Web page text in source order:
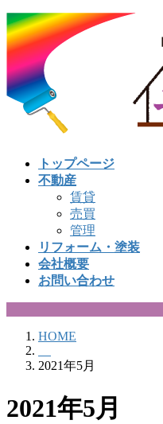
コ
ン
テ
ン
ツ
へ
ナ
ビ
ゲ
ー
シ
ョ
トップページ
不動産
賃貸
売買
管理
リフォーム・塗装
会社概要
お問い合わせ
HOME
2021年5月
2021年5月